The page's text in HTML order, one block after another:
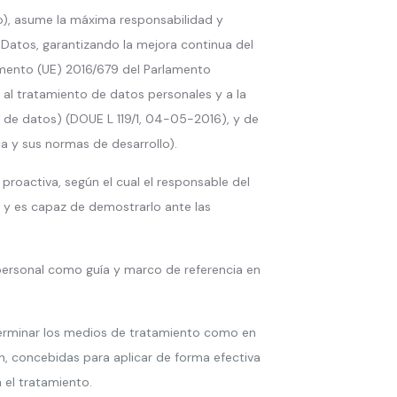
asume la máxima responsabilidad y
garantizando la mejora continua del
(UE) 2016/679 del Parlamento
tratamiento de datos personales y a la
datos) (DOUE L 119/1, 04-05-2016), y de
y sus normas de desarrollo).
según el cual el responsable del
es capaz de demostrarlo ante las
como guía y marco de referencia en
los medios de tratamiento como en
concebidas para aplicar de forma efectiva
el tratamiento.